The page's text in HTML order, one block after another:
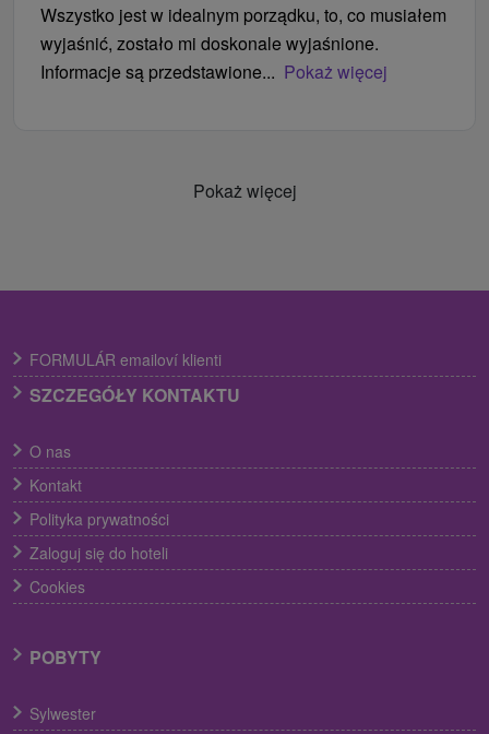
Wszystko jest w idealnym porządku, to, co musiałem
wyjaśnić, zostało mi doskonale wyjaśnione.
Informacje są przedstawione... Pokaż więcej
Pokaż więcej
FORMULÁR emailoví klienti
SZCZEGÓŁY KONTAKTU
O nas
Kontakt
Polityka prywatności
Zaloguj się do hoteli
Cookies
POBYTY
Sylwester